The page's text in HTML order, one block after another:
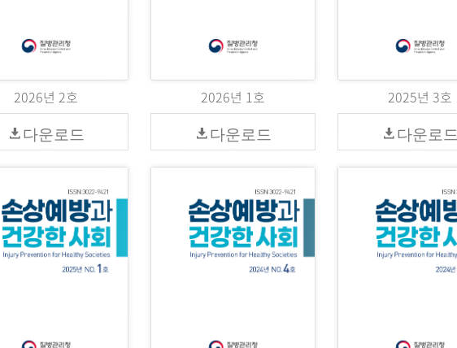
2026년 2호
다운로드
2026년 1호
다운로드
2025년 3호
다운로드